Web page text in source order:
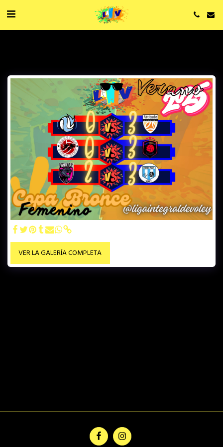
VER LA GALERÍA COMPLETA